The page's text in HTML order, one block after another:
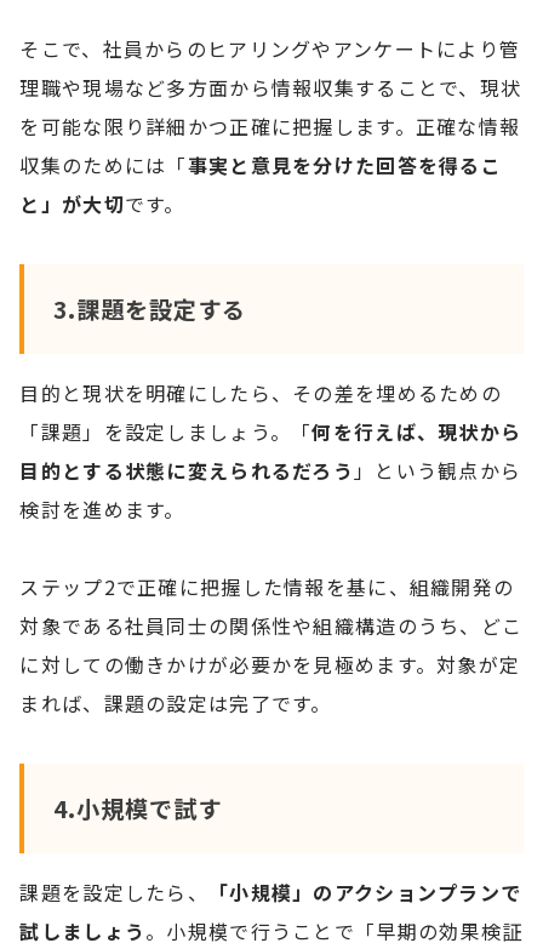
そこで、社員からのヒアリングやアンケートにより管
理職や現場など多方面から情報収集することで、現状
を可能な限り詳細かつ正確に把握します。正確な情報
収集のためには「事実と意見を分けた回答を得るこ
と」が大切です。
3.課題を設定する
目的と現状を明確にしたら、その差を埋めるための
「課題」を設定しましょう。「何を行えば、現状から
目的とする状態に変えられるだろう 」という観点から
検討を進めます。
ステップ2で正確に把握した情報を基に、組織開発の
対象である社員同士の関係性や組織構造のうち、どこ
に対しての働きかけが必要かを見極めます。対象が定
まれば、課題の設定は完了です。
4.小規模で試す
課題を設定したら、
「小規模」のアクションプランで
試しましょう 。小規模で行うことで「早期の効果検証